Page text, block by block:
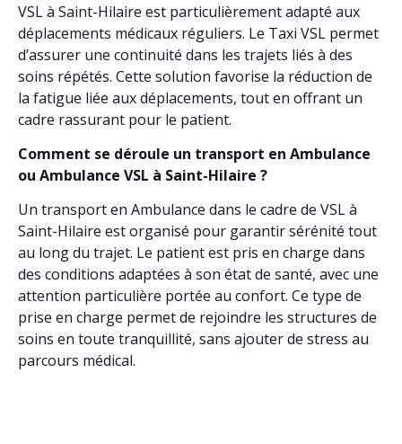
VSL à Saint-Hilaire est particulièrement adapté aux
déplacements médicaux réguliers. Le Taxi VSL permet
d’assurer une continuité dans les trajets liés à des
soins répétés. Cette solution favorise la réduction de
la fatigue liée aux déplacements, tout en offrant un
cadre rassurant pour le patient.
Comment se déroule un transport en Ambulance
ou Ambulance VSL à Saint-Hilaire ?
Un transport en Ambulance dans le cadre de VSL à
Saint-Hilaire est organisé pour garantir sérénité tout
au long du trajet. Le patient est pris en charge dans
des conditions adaptées à son état de santé, avec une
attention particulière portée au confort. Ce type de
prise en charge permet de rejoindre les structures de
soins en toute tranquillité, sans ajouter de stress au
parcours médical.